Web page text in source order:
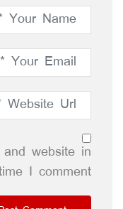
website in
I comment.